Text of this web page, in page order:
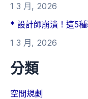
1 3 月, 2026
* 設計師崩潰！這5
1 3 月, 2026
分類
空間規劃